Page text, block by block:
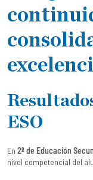
ESO
En 2º de Educación
nivel competencial del